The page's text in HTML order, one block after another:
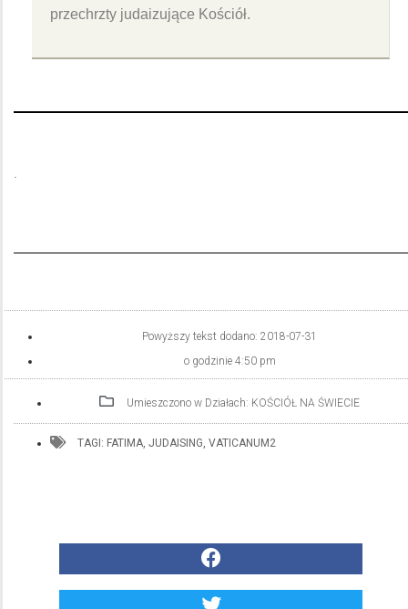
przechrzty judaizujące Kościół.
Powyższy tekst dodano: 2018-07-31
o godzinie 4:50 pm
Umieszczono w Działach: KOŚCIÓŁ NA ŚWIECIE
TAGI: FATIMA, JUDAISING, VATICANUM2